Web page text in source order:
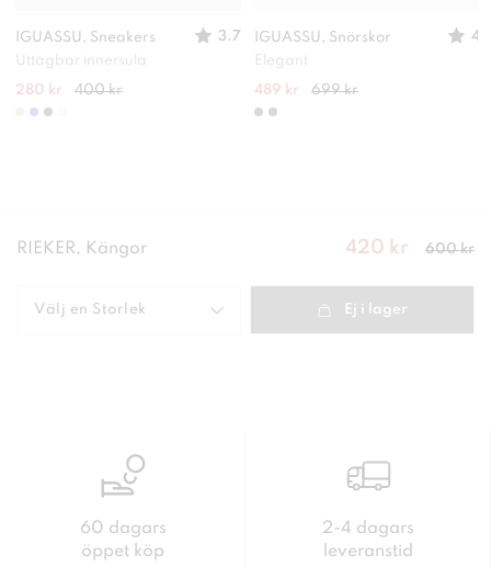
IGUASSU, Sneakers
3.7
Uttagbar innersula
280 kr 400 kr
IGUASSU, Snörskor
4
Elegant
489 kr 699 kr
RIEKER, Kängor
Nuvarande
krTidigare
pris
420 kr 600 kr
Välj en Storlek Ej i lager
60 dagars
öppet köp
2-4 dagars
leveranstid